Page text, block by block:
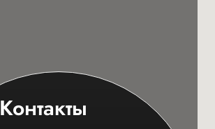
Контакты